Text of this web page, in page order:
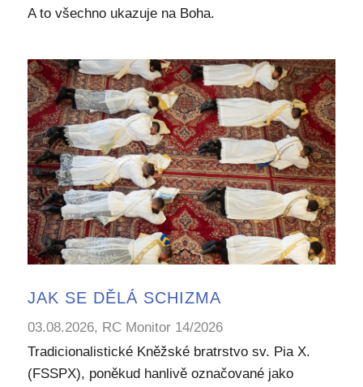
A to všechno ukazuje na Boha.
JAK SE DĚLÁ SCHIZMA
03.08.2026, RC Monitor 14/2026
Tradicionalistické Kněžské bratrstvo sv. Pia X.
(FSSPX), poněkud hanlivě označované jako